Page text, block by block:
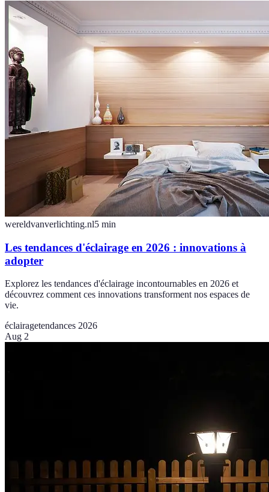
wereldvanverlichting.nl5 min
Les tendances d'éclairage en 2026 : innovations à
adopter
Explorez les tendances d'éclairage incontournables en 2026 et
découvrez comment ces innovations transforment nos espaces de
vie.
éclairagetendances 2026
Aug 2